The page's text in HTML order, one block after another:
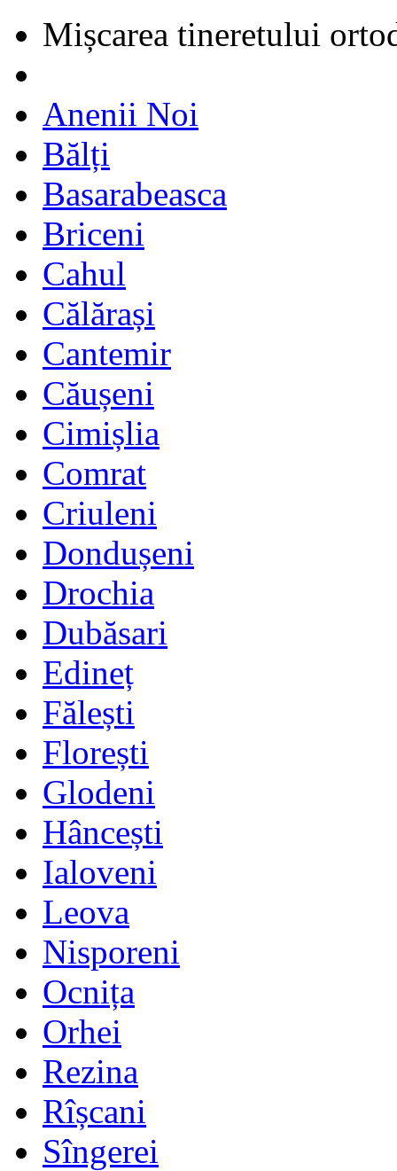
Mișcarea tineretului
Anenii Noi
Bălți
Basarabeasca
Briceni
Cahul
Călărași
Cantemir
Căușeni
Cimișlia
Comrat
Criuleni
Dondușeni
Drochia
Dubăsari
Edineț
Fălești
Florești
Glodeni
Hâncești
Ialoveni
Leova
Nisporeni
Ocnița
Orhei
Rezina
Rîșcani
Sîngerei